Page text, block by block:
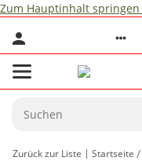
Zum Hauptinhalt springen
Zurück zur Liste Startseite